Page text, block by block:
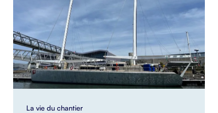
La vie du chantier